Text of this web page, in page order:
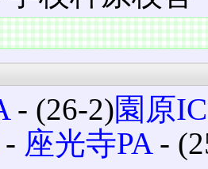
‐ (26-2)園原IC
‐ 座光寺PA‐